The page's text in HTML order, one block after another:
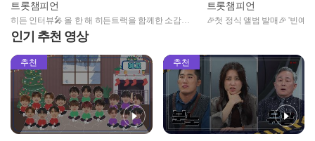
트롯챔피언
히든 인터뷰🎤 올 한 해 히든트랙을 함께한 소감과
✨ 요즘 가장 많이 듣는 '숨은 명곡'은? l 트롯챔피언 l
EP.53
트롯챔피언
🎉첫 정식 앨범 발매🎉 '빈예
인기 추천 영상
추천 추천